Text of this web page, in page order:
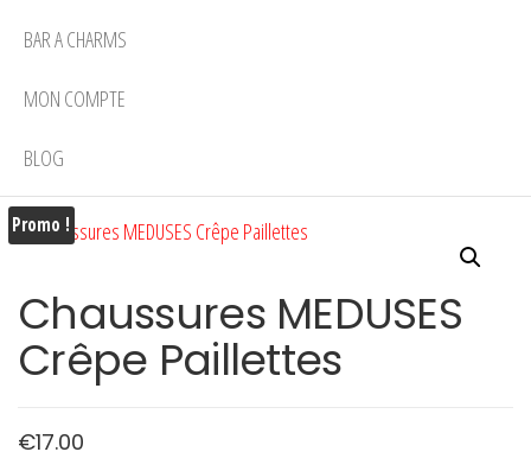
BAR A CHARMS
MON COMPTE
BLOG
Promo !
Chaussures MEDUSES
Crêpe Paillettes
€17.00